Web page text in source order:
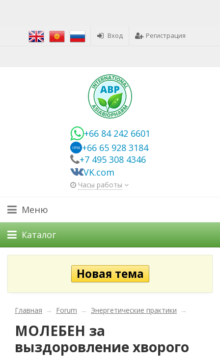
Вход Регистрация
+66 84 242 6601
imo +66 65 928 3184
+7 495 308 4346
VK.com
Часы работы
Меню
Каталог
Главная → Forum → Энергетические практики →
МОЛЕБЕН за
выздоровление хворого